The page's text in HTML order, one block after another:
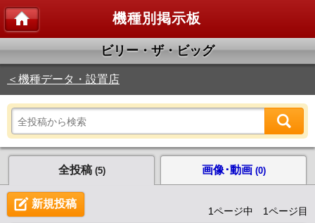
機種別掲示板
ビリー・ザ・ビッグ
＜機種データ・設置店
全投稿 (5) 画像･動画 (0)
新規投稿
1ページ中 1ページ目